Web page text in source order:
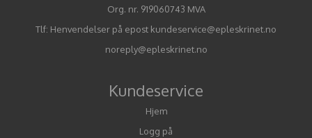
Org. nr. 919060743 MVA
Tlf: Henvendelser på epost kundeservice@epleskrinet.no
noreply@epleskrinet.no
Kundeservice
Hjem
Logg på